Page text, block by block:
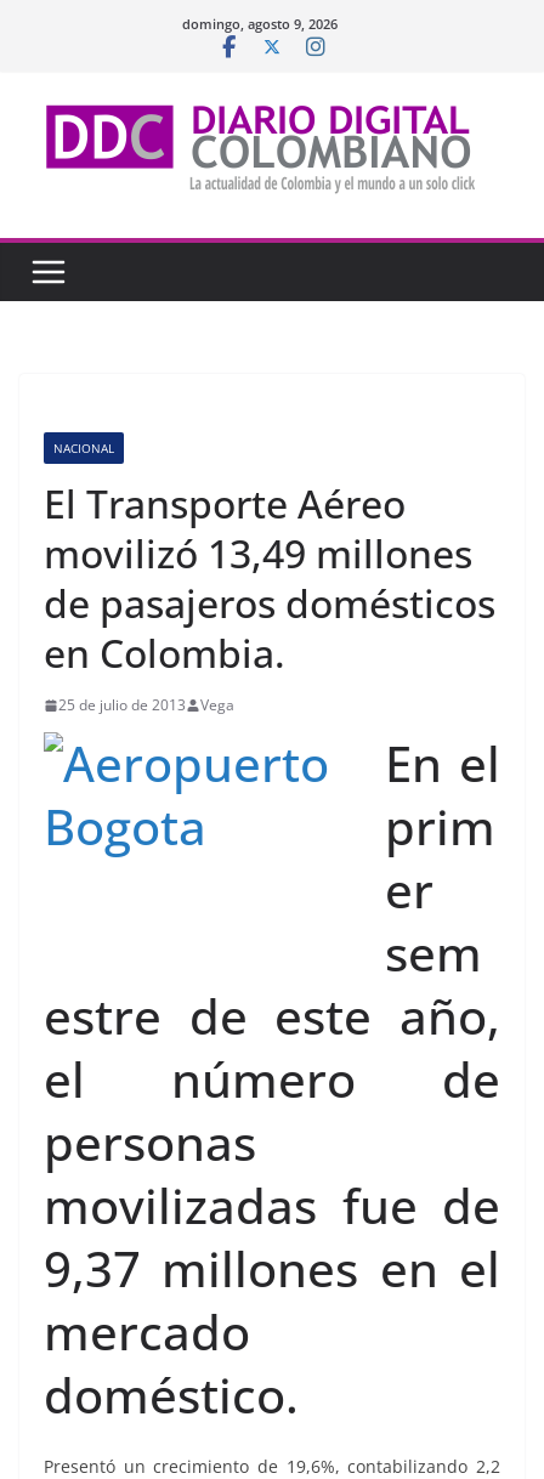
domingo, agosto 9, 2026
NACIONAL
El Transporte Aéreo
movilizó 13,49 millones
de pasajeros domésticos
en Colombia.
25 de julio de 2013 Vega
En el
prim
er
sem
estre de este año,
el número de
personas
movilizadas fue de
9,37 millones en el
mercado
doméstico.
Presentó un crecimiento de 19,6%, contabilizando 2,2